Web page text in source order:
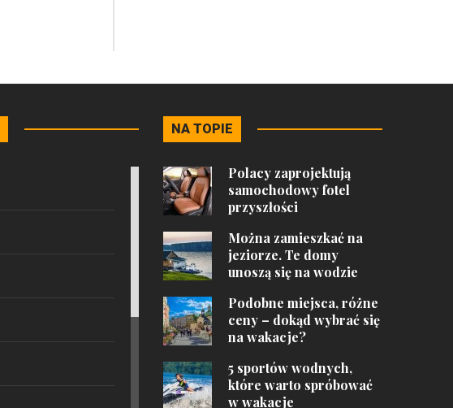
NA TOPIE
Polacy zaprojektują
samochodowy fotel
przyszłości
Można zamieszkać na
jeziorze. Te domy
unoszą się na wodzie
Podobne miejsca, różne
ceny – dokąd wybrać się
na wakacje?
5 sportów wodnych,
które warto spróbować
w wakacje